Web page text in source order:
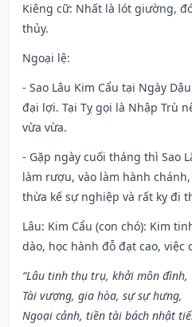
Kiêng cữ: Nhất là lót giường,
thủy.
Ngoại lệ:
- Sao Lâu Kim Cẩu tại Ngày
đại lợi. Tại Tỵ gọi là Nhập Trù
vừa vừa.
- Gặp ngày cuối tháng thì Sao
làm rượu, vào làm hành
thừa kế sự nghiệp và rất kỵ đi
Lâu: Kim Cẩu (con chó): Kim
dào, học hành đỗ đạt cao, việc
“Lâu tinh thụ trụ, khởi môn đình,
Tài vượng, gia hòa, sự sự hưng,
Ngoại cảnh, tiền tài bách nhật